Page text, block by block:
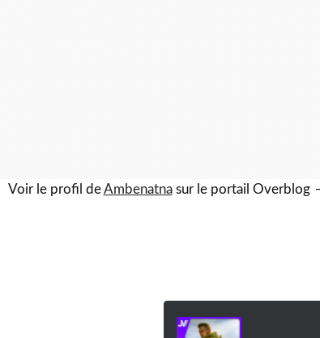
Voir le profil deAmbenatnasur le portail Overblog